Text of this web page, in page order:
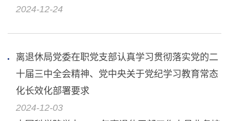
2024-12-24
离退休局党委在职党支部认真学习贯彻落实党的二
十届三中全会精神、党中央关于党纪学习教育常态
化长效化部署要求
2024-12-03